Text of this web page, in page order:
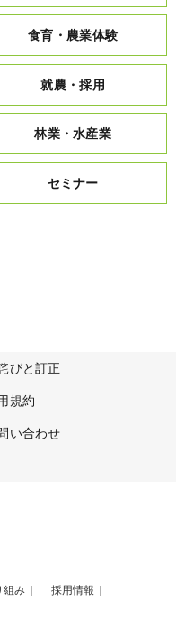
食育・農業体験
就農・採用
林業・水産業
セミナー
びと訂正
規約
い合わせ
組み
採用情報